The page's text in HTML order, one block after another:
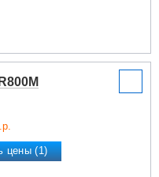
цены (1)